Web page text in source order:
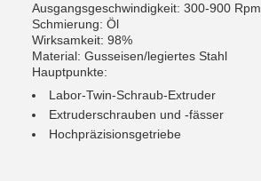
Ausgangsgeschwindigkeit: 300-900 Rpm
Schmierung: Öl
Wirksamkeit: 98%
Material: Gusseisen/legiertes Stahl
Hauptpunkte:
Labor-Twin-Schraub-Extruder
Extruderschrauben und -fässer
Hochpräzisionsgetriebe